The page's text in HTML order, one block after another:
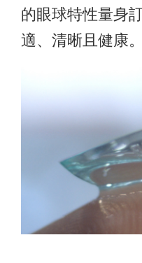
的眼球特性量身
適、清晰且健康。